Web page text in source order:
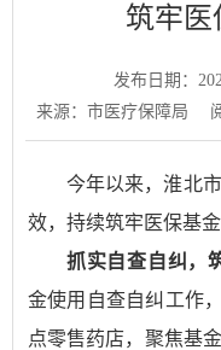
筑牢医
发布日期：
来源：市医疗保障局
今年以来，淮北
效，持续筑牢医保基金
抓实自查自纠，
金使用自查自纠工作
点零售药店，聚焦基